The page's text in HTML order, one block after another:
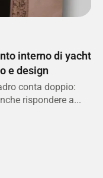
interno di yacht
e design
conta doppio:
rispondere a...